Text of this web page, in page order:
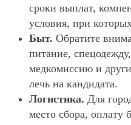
сроки выплат,
условия, при
Быт. Обратите
питание,
медкомиссию и
лечь на кандидата.
Логистика. Для
место сбора, оплату